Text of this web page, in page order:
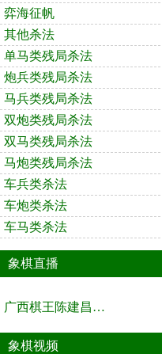
弈海征帆
其他杀法
单马类残局杀法
炮兵类残局杀法
马兵类残局杀法
双炮类残局杀法
双马类残局杀法
马炮类残局杀法
车兵类杀法
车炮类杀法
车马类杀法
象棋直播
广西棋王陈建昌直播间
象棋视频